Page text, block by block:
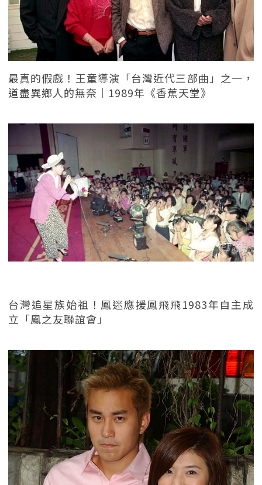
最真的假戲！王童導演「台灣近代三部曲」之一，
道盡異鄉人的無奈｜1989年《香蕉天堂》
台灣追星族始祖！鳳迷應援鳳飛飛1983年自主成
立「鳳之友聯誼會」